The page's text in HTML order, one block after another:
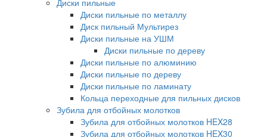
Диски пильные
Диски пильные по металлу
Диск пильный Мультирез
Диски пильные на УШМ
Диски пильные по дереву
Диски пильные по алюминию
Диски пильные по дереву
Диски пильные по ламинату
Кольца переходные для пильных дисков
Зубила для отбойных молотков
Зубила для отбойных молотков HEX28
Зубила для отбойных молотков HEX30